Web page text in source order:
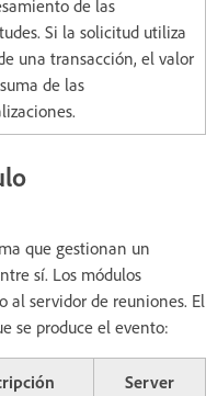
de las
Si la solicitud utiliza
una transacción, el valor
de las
que gestionan un
sí. Los módulos
al servidor de reuniones. El
se produce el evento:
Server